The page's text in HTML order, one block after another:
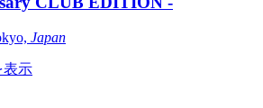
Japan
表示